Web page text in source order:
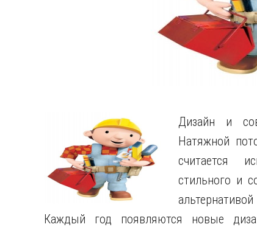
Дизайн и
Натяжной
считается
стильного и
Каждый год появляются новые